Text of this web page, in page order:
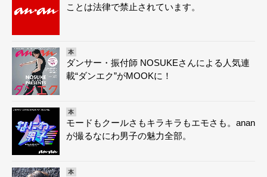
ことは法律で禁止されています。
本
ダンサー・振付師 NOSUKEさんによる人気連
載“ダンエク”がMOOKに！
本
モードもクールさもキラキラもエモさも。anan
が撮るなにわ男子の魅力全部。
本